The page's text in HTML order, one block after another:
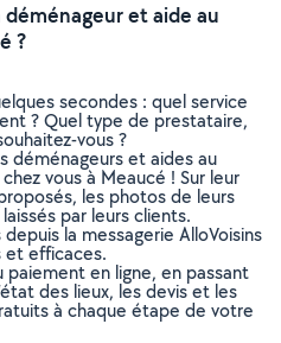
et aide au
?
secondes : quel service
? Quel type de prestataire,
vous ?
déménageurs et aides au
vous à Meaucé ! Sur leur
les photos de leurs
par leurs clients.
la messagerie AlloVoisins
et efficaces.
en ligne, en passant
des lieux, les devis et les
à chaque étape de votre